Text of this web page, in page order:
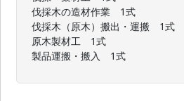
伐採木の造材作業　1式
伐採木（原木）搬出・運搬　1式
原木製材工　1式
製品運搬・搬入　1式